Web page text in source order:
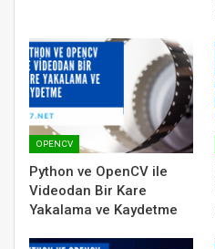
OPENCV
Python ve OpenCV ile
Videodan Bir Kare
Yakalama ve Kaydetme